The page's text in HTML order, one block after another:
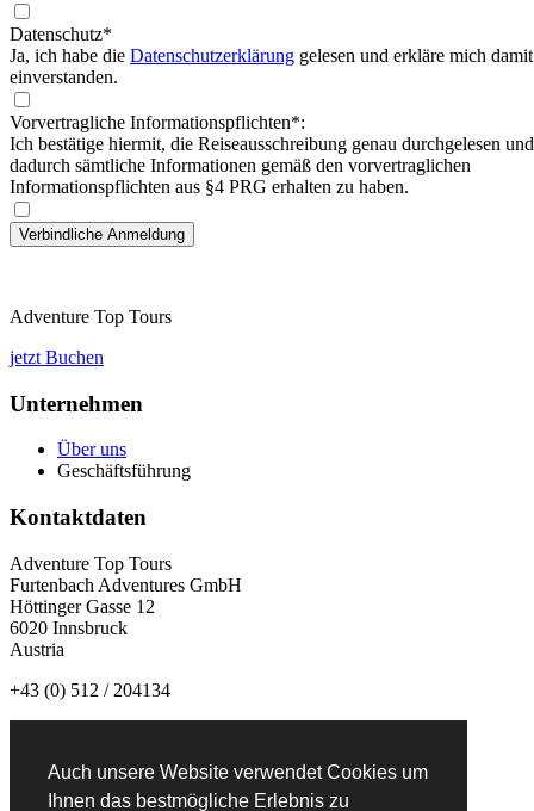
Auch unsere Website verwendet Cookies um
Ihnen das bestmögliche Erlebnis zu
Datenschutz*
Ja, ich habe die Datenschutzerklärung gelesen und erkläre mich damit
einverstanden.
Vorvertragliche Informationspflichten*:
Ich bestätige hiermit, die Reiseausschreibung genau durchgelesen und
dadurch sämtliche Informationen gemäß den vorvertraglichen
Informationspflichten aus §4 PRG erhalten zu haben.
Adventure Top Tours
jetzt Buchen
Unternehmen
Über uns
Geschäftsführung
Kontaktdaten
Adventure Top Tours
Furtenbach Adventures GmbH
Höttinger Gasse 12
6020 Innsbruck
Austria
+43 (0) 512 / 204134
Newsletteranmeldung: